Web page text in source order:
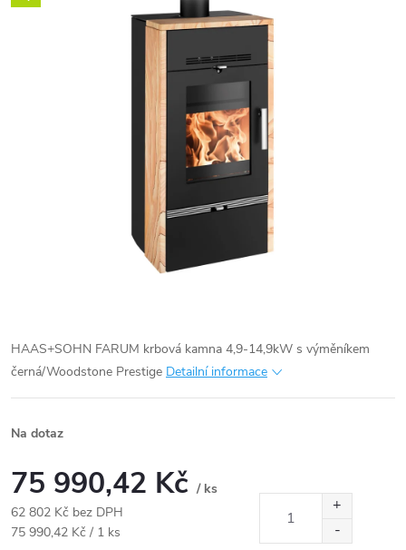
HAAS+SOHN FARUM krbová kamna 4,9-14,9kW s výměníkem
černá/Woodstone Prestige Detailní informace
Na dotaz
75 990,42 Kč / ks
62 802 Kč bez DPH
Měrná
75 990,42 Kč / 1 ks